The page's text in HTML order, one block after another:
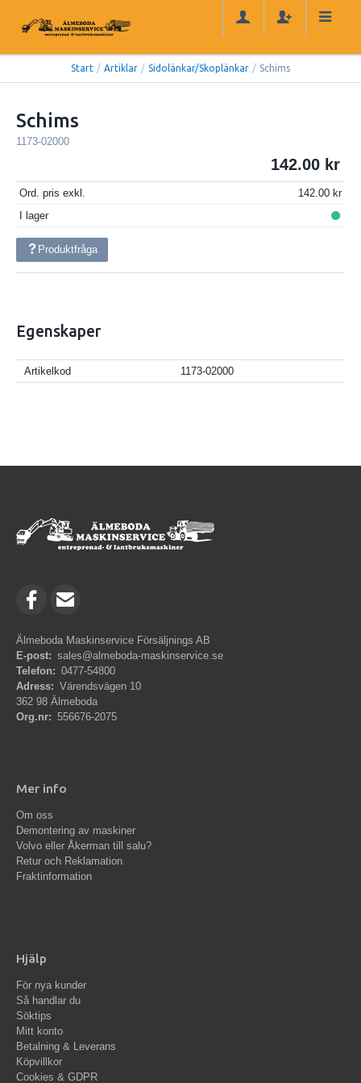
Start / Artiklar / Sidolänkar/Skoplänkar / Schims
Schims
1173-02000
142.00
Ord. pris exkl.
142.00
I lager
Produktfråga
Egenskaper
Artikelkod 1173-02000
Älmeboda Maskinservice Försäljnings AB
E-post: sales@almeboda-maskinservice.se
Telefon: 0477-54800
Adress: Värendsvägen 10
362 98 Älmeboda
Org.nr: 556676-2075
Mer info
Om oss
Demontering av maskiner
Volvo eller Åkerman till salu?
Retur och Reklamation
Fraktinformation
Hjälp
För nya kunder
Så handlar du
Söktips
Mitt konto
Betalning & Leverans
Köpvillkor
Cookies & GDPR